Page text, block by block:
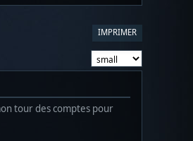
IMPRIMER
tour des comptes pour